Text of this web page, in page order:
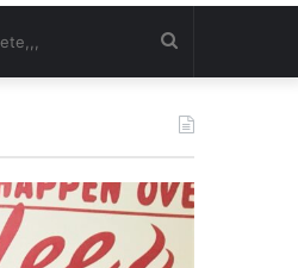
retete,,,